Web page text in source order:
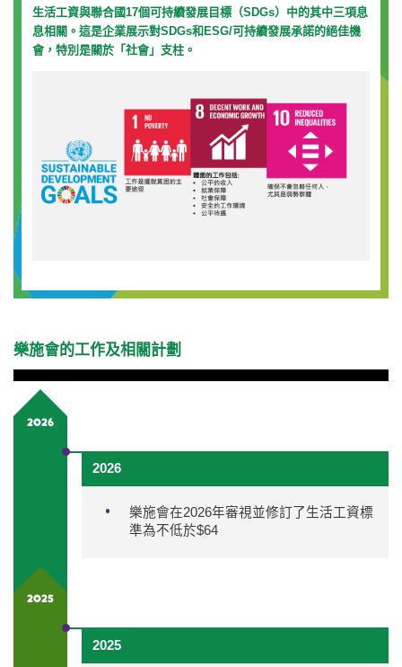
生活工資與聯合國17個可持續發展目標（SDGs）中的其中三項息
息相關。這是企業展示對SDGs和ESG/可持續發展承諾的絕佳機
會，特別是關於「社會」支柱。
樂施會的工作及相關計劃
2026
2026
樂施會在2026年審視並修訂了生活工資標
準為不低於$64
2025
2025